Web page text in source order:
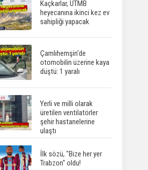
Kaçkarlar, UTMB
heyecanına ikinci kez ev
sahipliği yapacak
Çamlıhemşin'de
otomobilin üzerine kaya
düştü: 1 yaralı
Yerli ve milli olarak
üretilen ventilatörler
şehir hastanelerine
ulaştı
İlk sözü, "Bize her yer
Trabzon" oldu!